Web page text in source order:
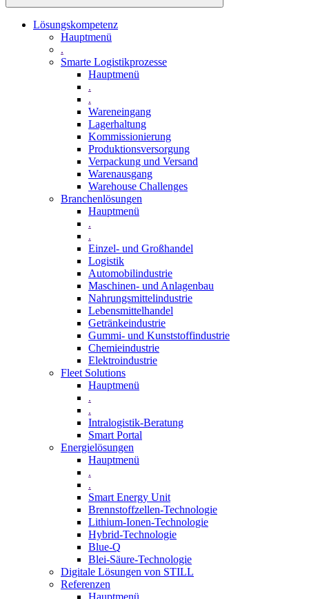
Lösungskompetenz
Hauptmenü
.
Smarte Logistikprozesse
Hauptmenü
.
.
Wareneingang
Lagerhaltung
Kommissionierung
Produktionsversorgung
Verpackung und Versand
Warenausgang
Warehouse Challenges
Branchenlösungen
Hauptmenü
.
.
Einzel- und Großhandel
Logistik
Automobilindustrie
Maschinen- und Anlagenbau
Nahrungsmittelindustrie
Lebensmittelhandel
Getränkeindustrie
Gummi­- und Kunststoffindustrie
Chemieindustrie
Elektroindustrie
Fleet Solutions
Hauptmenü
.
.
Intralogistik-Beratung
Smart Portal
Energielösungen
Hauptmenü
.
.
Smart Energy Unit
Brennstoffzellen-Technologie
Lithium-Ionen-Technologie
Hybrid-Technologie
Blue-Q
Blei-Säure-Technologie
Digitale Lösungen von STILL
Referenzen
Hauptmenü